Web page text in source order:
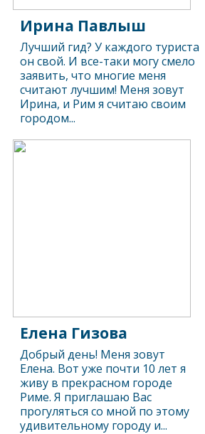
Ирина Павлыш
Лучший гид? У каждого туриста
он свой. И все-таки могу смело
заявить, что многие меня
считают лучшим! Меня зовут
Ирина, и Рим я считаю своим
городом...
Елена Гизова
Добрый день! Меня зовут
Елена. Вот уже почти 10 лет я
живу в прекрасном городе
Риме. Я приглашаю Вас
прогуляться со мной по этому
удивительному городу и...